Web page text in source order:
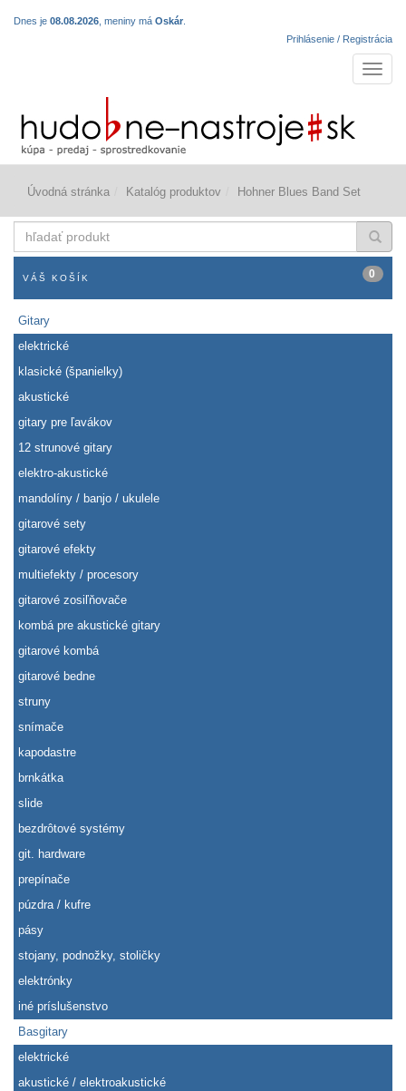
Dnes je 08.08.2026 , meniny má Oskár
Prihlásenie / Registrácia
Úvodná stránka Katalóg produktov Hohner Blues Band Set
produkt
VÁŠ KOŠÍK 0
Gitary
elektrické
klasické (španielky)
akustické
gitary pre ľavákov
12 strunové gitary
elektro-akustické
mandolíny / banjo / ukulele
gitarové sety
gitarové efekty
multiefekty / procesory
gitarové zosiľňovače
kombá pre akustické gitary
gitarové kombá
gitarové bedne
struny
snímače
kapodastre
brnkátka
slide
bezdrôtové systémy
git. hardware
prepínače
púzdra / kufre
pásy
stojany, podnožky, stoličky
elektrónky
iné príslušenstvo
Basgitary
elektrické
akustické / elektroakustické